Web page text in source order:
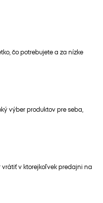
čo potrebujete a za nízke
výber produktov pre seba,
v ktorejkoľvek predajni na